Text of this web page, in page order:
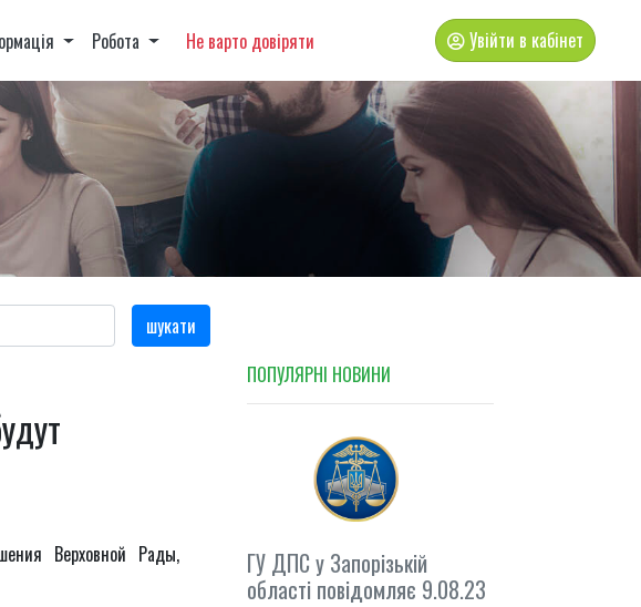
Робота Не варто довіряти Увійти в кабінет
шукати
Верховной Рады,
ПОПУЛЯРНI НОВИНИ
ГУ ДПС у Запорізькій
області повідомляє 9.08.23